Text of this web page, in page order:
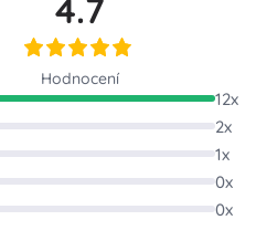
4.7
Hodnocení
12x
2x
1x
0x
0x